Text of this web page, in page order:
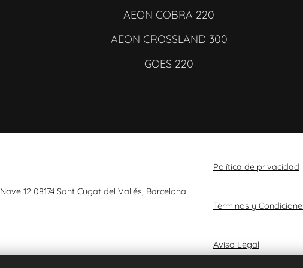
AEON COBRA 220
AEON CROSSLAND 300
GOES 220
12 08174 Sant Cugat del Vallés, Barcelona
Política de privacidad
Términos y
Aviso Legal